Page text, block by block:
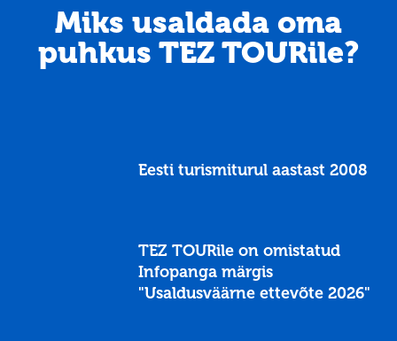
Miks usaldada oma
puhkus TEZ TOURile?
Eesti turismiturul aastast 2008
TEZ TOURile on omistatud
Infopanga märgis
"Usaldusväärne ettevõte 2026"